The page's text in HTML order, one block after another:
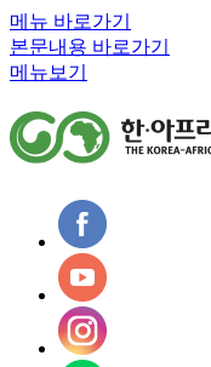
메뉴 바로가기
본문내용 바로가기
메뉴보기